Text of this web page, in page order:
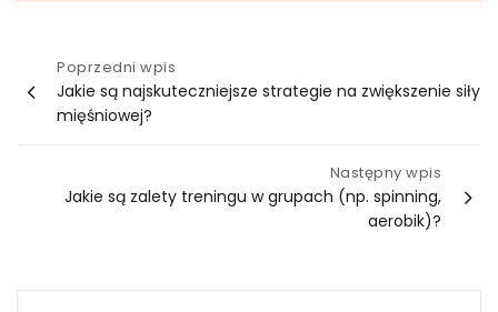
Nawigacja
wpisu
Poprzedni wpis
Jakie są najskuteczniejsze strategie na zwiększenie siły
mięśniowej?
Następny wpis
Jakie są zalety treningu w grupach (np. spinning,
aerobik)?